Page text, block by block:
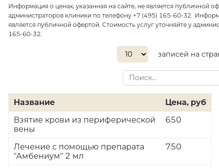
Информация о ценах, указанная на сайте, не является публичной
администраторов клиники по телефону +7 (495) 165-60-32.
является публичной офертой. Стоимость услуг уточняйте у
165-60-32.
записей на
Название
Цена, руб
Взятие крови из периферической
вены
650
Лечение с помощью препарата
"Амбениум" 2 мл
750